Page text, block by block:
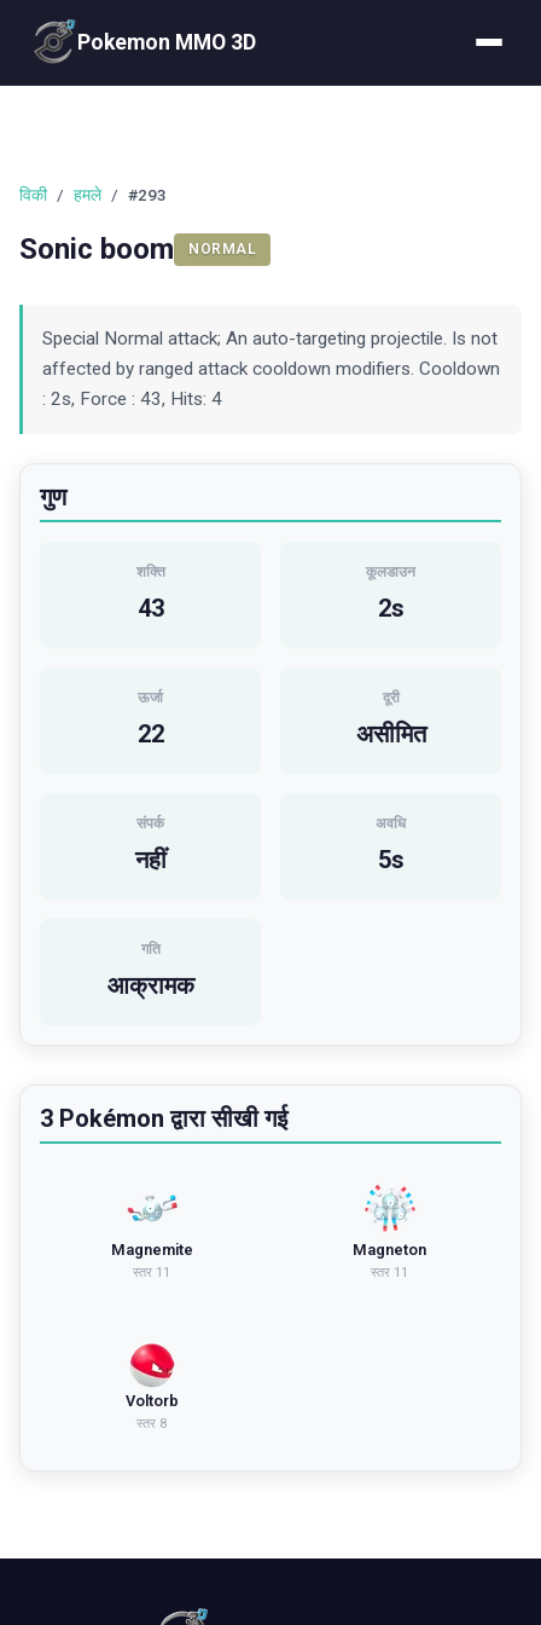
Pokemon MMO 3D
विकी / हमले / #293
Sonic boom NORMAL
Special Normal attack; An auto-targeting projectile. Is not
affected by ranged attack cooldown modifiers. Cooldown
: 2s, Force : 43, Hits: 4
गुण
शक्ति
43
कूलडाउन
2s
ऊर्जा
22
दूरी
असीमित
संपर्क
नहीं
अवधि
5s
गति
आक्रामक
3 Pokémon द्वारा सीखी गई
Magnemite
स्तर 11
Magneton
स्तर 11
Voltorb
स्तर 8